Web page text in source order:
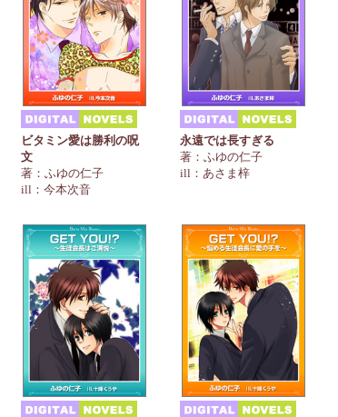
ビタミン愛は勝利の呪
文
著：ふゆの仁子
ill：今本次音
永遠では長すぎる
著：ふゆの仁子
ill：あさま梓